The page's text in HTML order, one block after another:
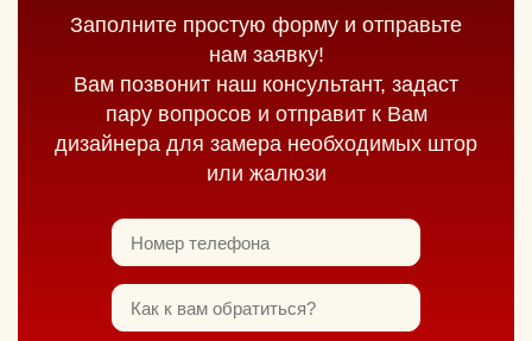
Заполните простую форму и отправьте
нам заявку!
Вам позвонит наш консультант, задаст
пару вопросов и отправит к Вам
дизайнера для замера необходимых штор
или жалюзи